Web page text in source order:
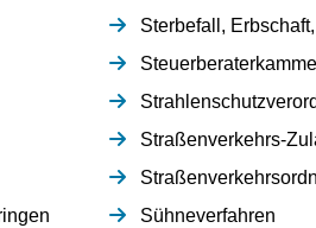
Sterbefall,
Straßenverkehrs-
Sühneverfahren